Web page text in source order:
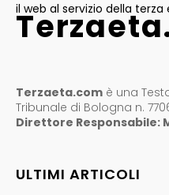
il web al servizio della terza
Terzaeta.com è una
Tribunale di Bologna n.
Direttore Responsabile:
ULTIMI ARTICOLI